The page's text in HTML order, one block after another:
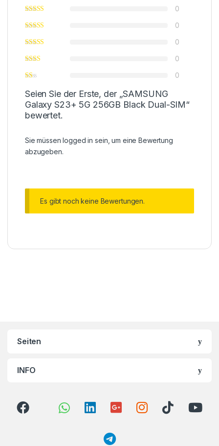
0
0
0
0
0
Seien Sie der Erste, der „SAMSUNG
Galaxy S23+ 5G 256GB Black Dual-SIM“
bewertet.
Sie müssenlogged in sein, um eine Bewertung
abzugeben.
Es gibt noch keine Bewertungen.
Seiten
INFO